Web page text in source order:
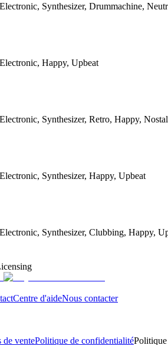
Electronic, Synthesizer, Drummachine,
Electronic, Happy, Upbeat
Electronic, Synthesizer, Retro, Happy,
Electronic, Synthesizer, Happy, Upbeat
Electronic, Synthesizer, Clubbing, Happy,
Centre d'aideNous contacter
de ventePolitique de confidentialité